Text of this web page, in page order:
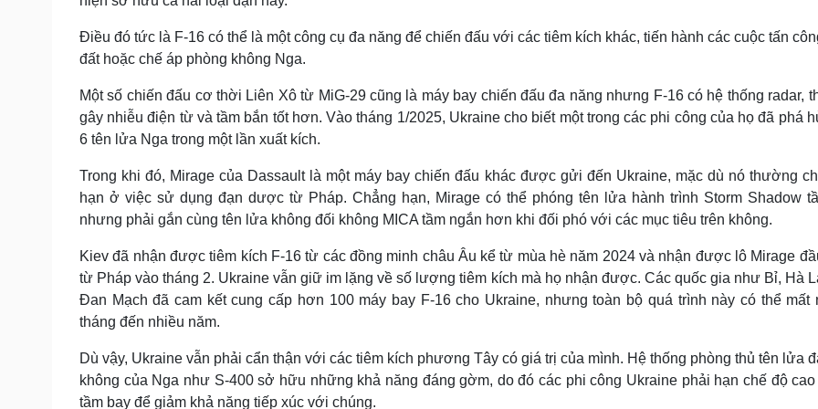
Điều đó tức là F-16 có thể là một công cụ đa năng để chiến đấu với các tiêm kích khác, tiến hành các cuộc tấn
đất hoặc chế áp phòng không Nga.
Một số chiến đấu cơ thời Liên Xô từ MiG-29 cũng là máy bay chiến đấu đa năng nhưng F-16 có hệ thống radar,
gây nhiễu điện từ và tầm bắn tốt hơn. Vào tháng 1/2025, Ukraine cho biết một trong các phi công của họ đã phá
6 tên lửa Nga trong một lần xuất kích.
Trong khi đó, Mirage của Dassault là một máy bay chiến đấu khác được gửi đến Ukraine, mặc dù nó thường
hạn ở việc sử dụng đạn dược từ Pháp. Chẳng hạn, Mirage có thể phóng tên lửa hành trình Storm Shadow
nhưng phải gắn cùng tên lửa không đối không MICA tầm ngắn hơn khi đối phó với các mục tiêu trên không.
Kiev đã nhận được tiêm kích F-16 từ các đồng minh châu Âu kể từ mùa hè năm 2024 và nhận được lô Mirage
từ Pháp vào tháng 2. Ukraine vẫn giữ im lặng về số lượng tiêm kích mà họ nhận được. Các quốc gia như Bỉ, Hà
Đan Mạch đã cam kết cung cấp hơn 100 máy bay F-16 cho Ukraine, nhưng toàn bộ quá trình này có thể mất
tháng đến nhiều năm.
Dù vậy, Ukraine vẫn phải cẩn thận với các tiêm kích phương Tây có giá trị của mình. Hệ thống phòng thủ tên lửa
không của Nga như S-400 sở hữu những khả năng đáng gờm, do đó các phi công Ukraine phải hạn chế độ
tầm bay để giảm khả năng tiếp xúc với chúng.